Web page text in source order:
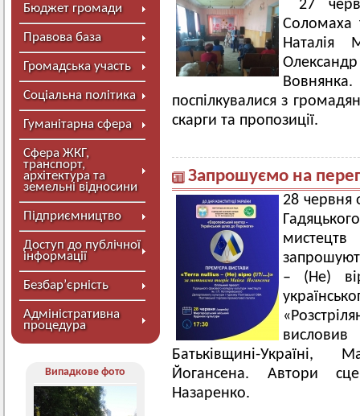
Бюджет громади
Правова база
Громадська участь
Соціальна політика
Гуманітарна сфера
Сфера ЖКГ,
транспорт,
архітектура та
земельні відносини
Підприємництво
Доступ до публічної
інформації
Безбар’єрність
Адміністративна
процедура
Випадкове фото
27
Соломаха
Наталія
Олександр
поспілкувалися з
скарги та пропозиції.
Запрошуємо на
28 червня
– (Не)
Батьківщині-Україні,
Йогансена. Автори
Назаренко.